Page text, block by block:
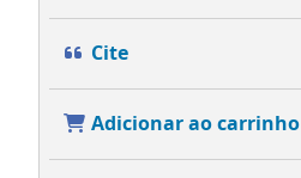
Cite
Adicionar ao carrinho